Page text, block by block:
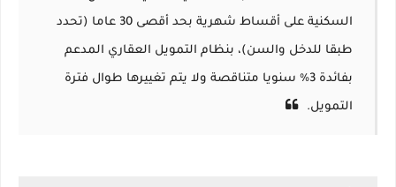
السكنية على أقساط شهرية بحد أقصى 30 عاما (تحدد
طبقا للدخل والسن)، بنظام التمويل العقاري المدعم
بفائدة 3% سنويا متناقصة ولا يتم تغييرها طوال فترة
التمويل.